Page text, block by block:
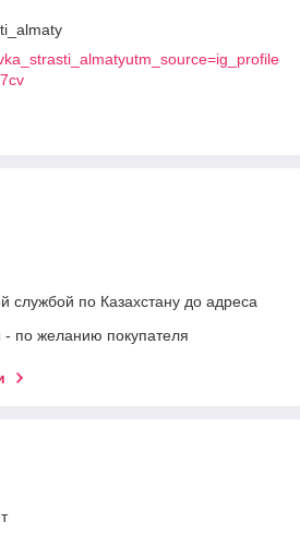
службой по Казахстану до адреса
- по желанию покупателя